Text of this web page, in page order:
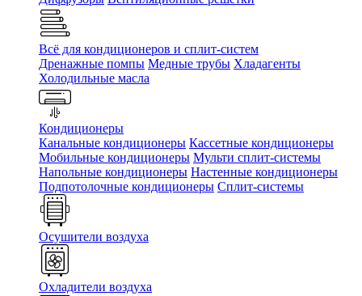
Всё для кондиционеров и сплит-систем
Дренажные помпы Медные трубы Хладагенты
Холодильные масла
Кондиционеры
Канальные кондиционеры Кассетные кондиционеры
Мобильные кондиционеры Мульти сплит-системы
Напольные кондиционеры Настенные кондиционеры
Подпотолочные кондиционеры Сплит-системы
Осушители воздуха
Охладители воздуха